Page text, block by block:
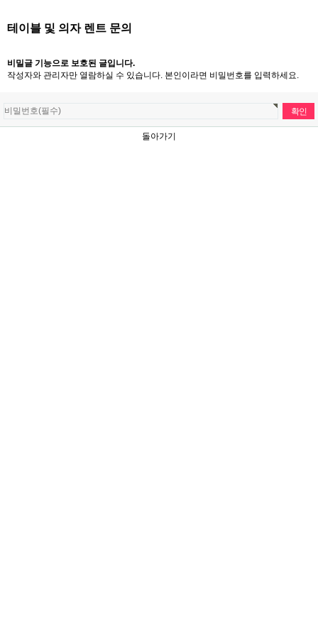
테이블 및 의자 렌트 문의
비밀글 기능으로 보호된 글입니다.
작성자와 관리자만 열람하실 수 있습니다. 본인이라면 비밀번호를 입력하세요.
돌아가기